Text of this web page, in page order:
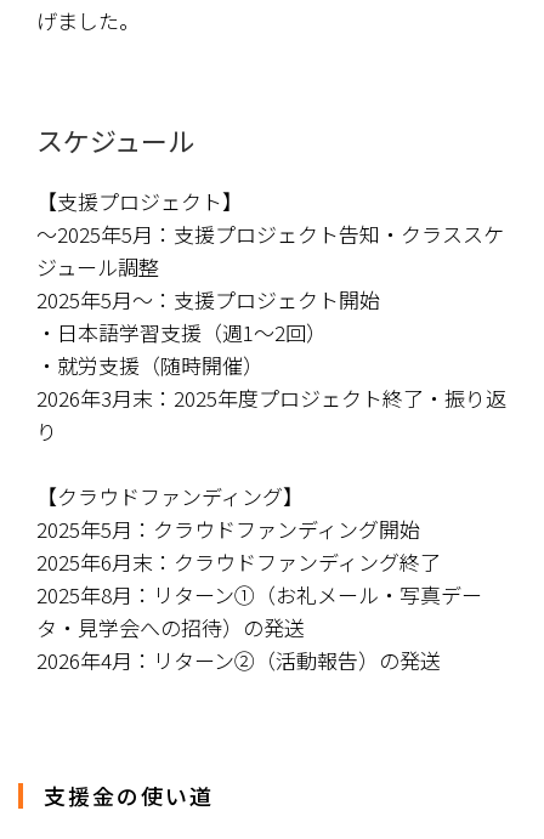
げました。
スケジュール
【支援プロジェクト】
〜2025年5月：支援プロジェクト告知・クラススケ
ジュール調整
2025年5月〜：支援プロジェクト開始
・日本語学習支援（週1〜2回）
・就労支援（随時開催）
2026年3月末：2025年度プロジェクト終了・振り返
り
【クラウドファンディング】
2025年5月：クラウドファンディング開始
2025年6月末：クラウドファンディング終了
2025年8月：リターン①（お礼メール・写真デー
タ・見学会への招待）の発送
2026年4月：リターン②（活動報告）の発送
支援金の使い道